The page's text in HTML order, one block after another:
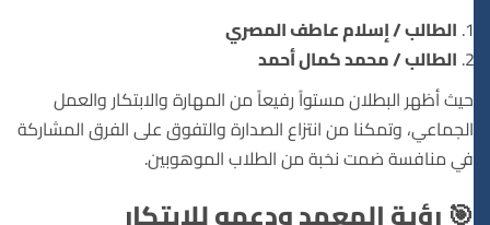
الطالب / إسلام عاطف المصري
الطالب / محمد كمال أحمد
حيث أظهر البطلان مستواً رفيعاً من المهارة والابتكار والعمل
الجماعي، وتمكنا من انتزاع الصدارة والتفوق على الفرق المشاركة
في منافسة ضمت نخبة من الطلاب الموهوبين.